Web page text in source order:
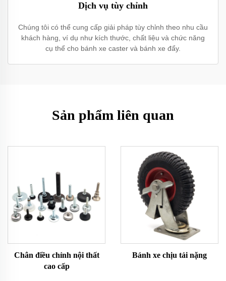
Dịch vụ tùy chỉnh
Chúng tôi có thể cung cấp giải pháp tùy chỉnh theo nhu cầu
khách hàng, ví dụ như kích thước, chất liệu và chức năng
cụ thể cho bánh xe caster và bánh xe đẩy.
Sản phẩm liên quan
Chân điều chỉnh nội thất
cao cấp
Bánh xe chịu tải nặng